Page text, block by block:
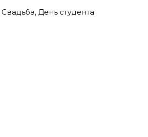
Свадьба, День студента